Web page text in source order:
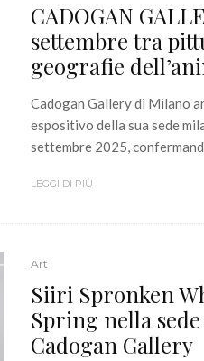
CADOGAN
settembre tra
geografie
Cadogan Gallery di Milano
espositivo della sua sede
settembre 2025,
LEGGI DI PIÙ
Art
Siiri Spronken
Spring nella
Cadogan Gallery